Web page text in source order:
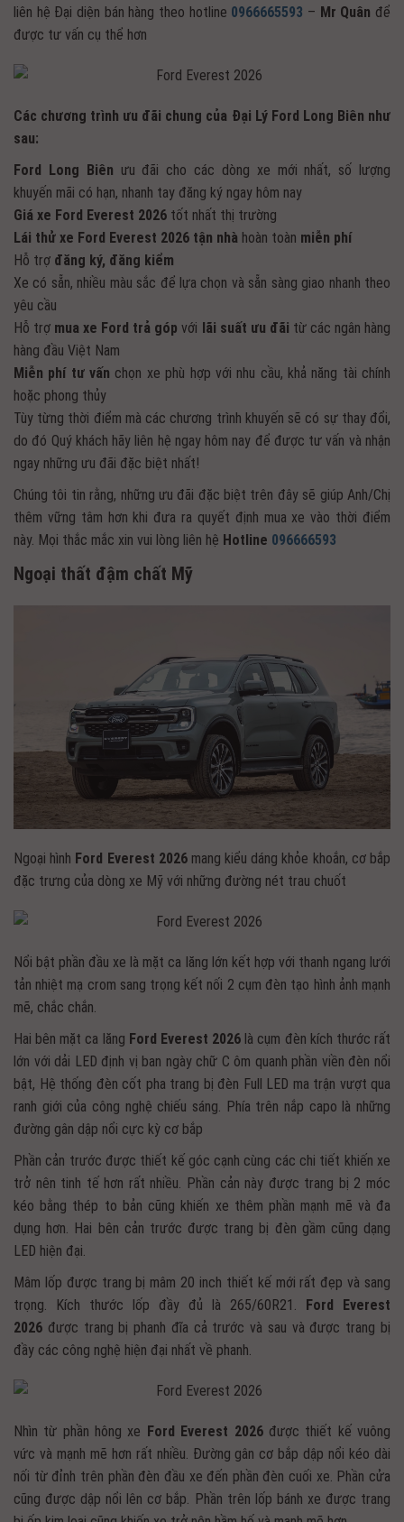
liên hệ Đại diện bán hàng theo hotline 0966665593 – Mr Quân để
được tư vấn cụ thể hơn
Các chương trình ưu đãi chung của Đại Lý Ford Long Biên như
sau:
Ford Long Biên ưu đãi cho các dòng xe mới nhất, số lượng
khuyến mãi có hạn, nhanh tay đăng ký ngay hôm nay
Giá xe Ford Everest 2026 tốt nhất thị trường
Lái thử xe Ford Everest 2026 tận nhà hoàn toàn miễn phí
Hỗ trợ đăng ký, đăng kiểm
Xe có sẵn, nhiều màu sắc để lựa chọn và sẵn sàng giao nhanh theo
yêu cầu
Hỗ trợ mua xe Ford trả góp với lãi suất ưu đãi từ các ngân hàng
hàng đầu Việt Nam
Miễn phí tư vấn chọn xe phù hợp với nhu cầu, khả năng tài chính
hoặc phong thủy
Tùy từng thời điểm mà các chương trình khuyến sẽ có sự thay đổi,
do đó Quý khách hãy liên hệ ngay hôm nay để được tư vấn và nhận
ngay những ưu đãi đặc biệt nhất!
Chúng tôi tin rằng, những ưu đãi đặc biệt trên đây sẽ giúp Anh/Chị
thêm vững tâm hơn khi đưa ra quyết định mua xe vào thời điểm
này. Mọi thắc mắc xin vui lòng liên hệ Hotline 096666593
Ngoại thất đậm chất Mỹ
Ngoại hình Ford Everest 2026mang kiểu dáng khỏe khoắn, cơ bắp
đặc trưng của dòng xe Mỹ với những đường nét trau chuốt
Nổi bật phần đầu xe là mặt ca lăng lớn kết hợp với thanh ngang lưới
tản nhiệt mạ crom sang trọng kết nối 2 cụm đèn tạo hình ảnh mạnh
mẽ, chắc chắn.
Hai bên mặt ca lăng Ford Everest 2026 là cụm đèn kích thước rất
lớn với dải LED định vị ban ngày chữ C ôm quanh phần viền đèn nổi
bật, Hệ thống đèn cốt pha trang bị đèn Full LED ma trận vượt qua
ranh giới của công nghệ chiếu sáng. Phía trên nắp capo là những
đường gân dập nổi cực kỳ cơ bắp
Phần cản trước được thiết kế góc cạnh cùng các chi tiết khiến xe
trở nên tinh tế hơn rất nhiều. Phần cản này được trang bị 2 móc
kéo bằng thép to bản cũng khiến xe thêm phần mạnh mẽ và đa
dụng hơn. Hai bên cản trước được trang bị đèn gầm cũng dạng
LED hiện đại.
Mâm lốp được trang bị mâm 20 inch thiết kế mới rất đẹp và sang
trọng. Kích thước lốp đầy đủ là 265/60R21. Ford Everest
2026 được trang bị phanh đĩa cả trước và sau và được trang bị
đầy các công nghệ hiện đại nhất về phanh.
Nhìn từ phần hông xe Ford Everest 2026được thiết kế vuông
vức và mạnh mẽ hơn rất nhiều. Đường gân cơ bắp dập nổi kéo dài
nối từ đỉnh trên phần đèn đầu xe đến phần đèn cuối xe. Phần cửa
cũng được dập nổi lên cơ bắp. Phần trên lốp bánh xe được trang